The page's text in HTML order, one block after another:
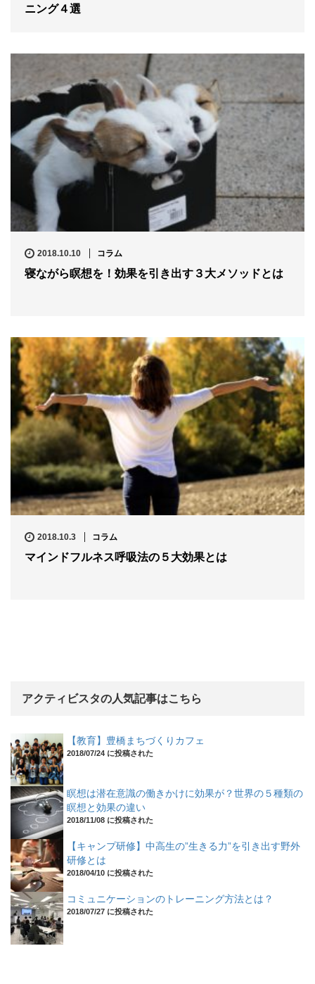
ニング４選
2018.10.10 コラム
寝ながら瞑想を！効果を引き出す３大メソッドとは
2018.10.3 コラム
マインドフルネス呼吸法の５大効果とは
アクティビスタの人気記事はこちら
【教育】豊橋まちづくりカフェ
2018/07/24 に投稿された
瞑想は潜在意識の働きかけに効果が？世界の５種類の
瞑想と効果の違い
2018/11/08 に投稿された
【キャンプ研修】中高生の”生きる力”を引き出す野外
研修とは
2018/04/10 に投稿された
コミュニケーションのトレーニング方法とは？
2018/07/27 に投稿された